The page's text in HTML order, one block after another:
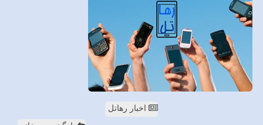
اخبار رهاتل